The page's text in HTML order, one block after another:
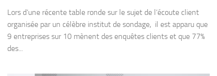
Lors d’une récente table ronde sur le sujet de l’écoute client
organisée par un célèbre institut de sondage, il est apparu que
9 entreprises sur 10 mènent des enquêtes clients et que 77%
des...